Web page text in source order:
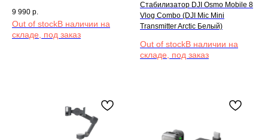
9 990 р.
Out of stock
Стабилизатор DJI Osmo Mobile 8
Vlog Combo (DJI Mic Mini
Transmitter Arctic Белый)
Out of stock